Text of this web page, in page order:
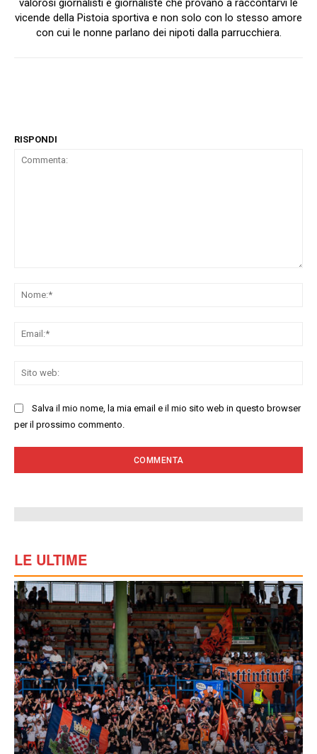
valorosi giornalisti e giornaliste che provano a raccontarvi le
vicende della Pistoia sportiva e non solo con lo stesso amore
con cui le nonne parlano dei nipoti dalla parrucchiera.
RISPONDI
Salva il mio nome, la mia email e il mio sito web in questo browser
per il prossimo commento.
LE ULTIME